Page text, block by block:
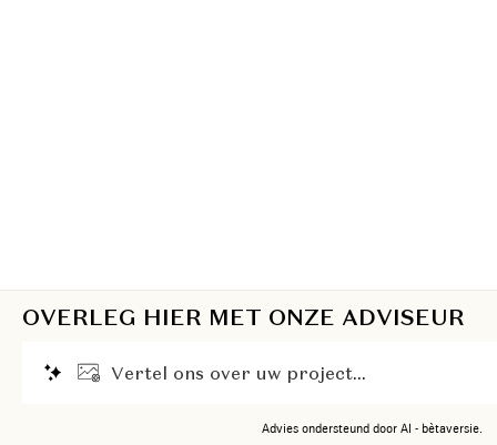
OVERLEG HIER MET ONZE ADVISEUR
Vertel ons over uw project...
Advies ondersteund door AI - bètaversie.